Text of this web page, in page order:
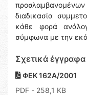
διαδικασία
κάθε φορά
σύμφωνα με την
Σχετικά έγγραφα
ΦΕΚ 162Α/2001
PDF - 258,1 KB